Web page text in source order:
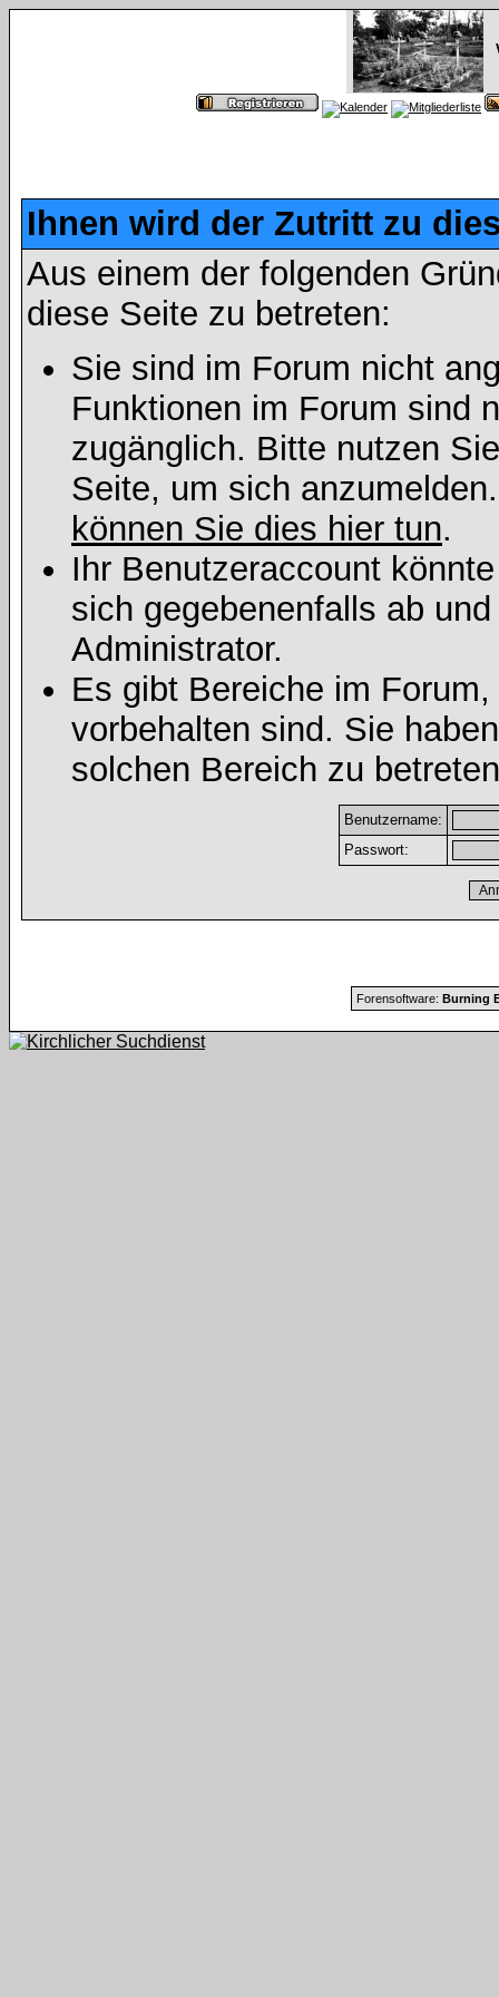
Ihnen wird der Zutritt zu
Aus einem der folgenden
diese Seite zu betreten:
Sie sind im Forum nicht
Funktionen im Forum sind
zugänglich. Bitte nutzen
Seite, um sich
können Sie dies hier tun.
Ihr Benutzeraccount
sich gegebenenfalls ab
Administrator.
Es gibt Bereiche im
vorbehalten sind. Sie
solchen Bereich zu
Benutzername:
Passwort:
Forensoftware: Burning